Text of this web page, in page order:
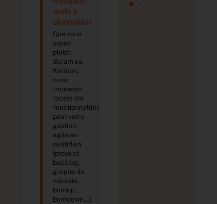
outils à
disposition
Que vous
soyez
plutôt
Scrum ou
Kanban,
vous
trouverez
toutes les
fonctionnalités
pour votre
gestion
agile au
quotidien
(product
backlog,
graphe de
vélocité,
burnup,
burndown…).
dans une
entreprise
automobile
(>1000
employés)